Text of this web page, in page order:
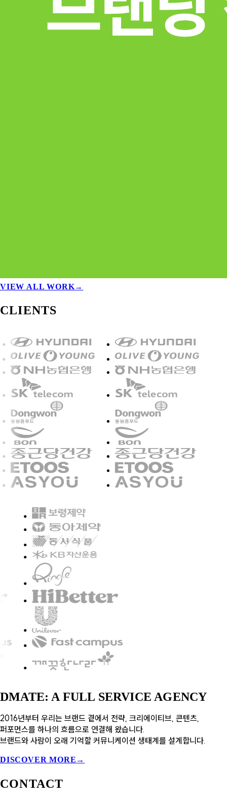
VIEW ALL WORK→
CLIENTS
DMATE: A FULL SERVICE AGENCY
2016년부터 우리는 브랜드 곁에서 전략, 크리에이티브, 콘텐츠,
퍼포먼스를 하나의 흐름으로 연결해 왔습니다.
브랜드와 사람이 오래 기억할 커뮤니케이션 생태계를 설계합니다.
DISCOVER MORE →
CONTACT